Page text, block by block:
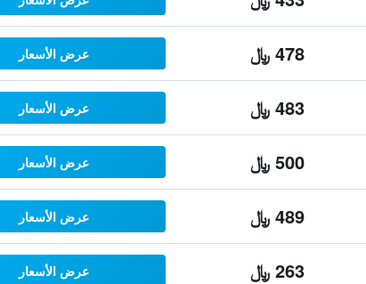
478 ﷼ عرض الأسعار
483 ﷼ عرض الأسعار
500 ﷼ عرض الأسعار
489 ﷼ عرض الأسعار
263 ﷼ عرض الأسعار